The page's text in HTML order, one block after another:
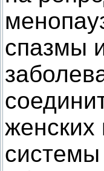
спазмы
женских